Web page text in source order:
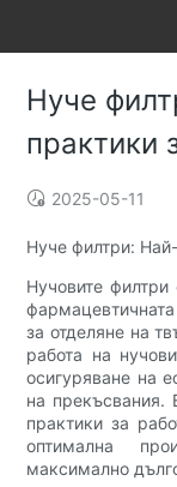
Нуче
практики
2025-05-11
Нуче филтри:
Нучовите
за отделяне на
работа на
осигуряване на
на прекъсвания.
практики за
оптимална
максимално